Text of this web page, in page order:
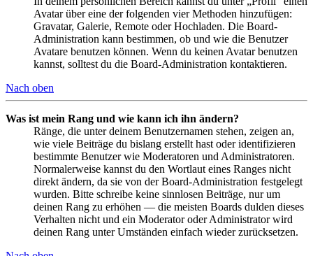
Avatar über eine der folgenden vier Methoden hinzufügen:
Gravatar, Galerie, Remote oder Hochladen. Die Board-
Administration kann bestimmen, ob und wie die Benutzer
Avatare benutzen können. Wenn du keinen Avatar benutzen
kannst, solltest du die Board-Administration kontaktieren.
Nach oben
Was ist mein Rang und wie kann ich ihn ändern?
Ränge, die unter deinem Benutzernamen stehen, zeigen an,
wie viele Beiträge du bislang erstellt hast oder identifizieren
bestimmte Benutzer wie Moderatoren und Administratoren.
Normalerweise kannst du den Wortlaut eines Ranges nicht
direkt ändern, da sie von der Board-Administration festgelegt
wurden. Bitte schreibe keine sinnlosen Beiträge, nur um
deinen Rang zu erhöhen — die meisten Boards dulden dieses
Verhalten nicht und ein Moderator oder Administrator wird
deinen Rang unter Umständen einfach wieder zurücksetzen.